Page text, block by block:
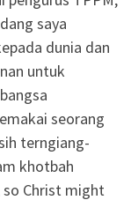
saya
dunia dan
untuk
seorang
terngiang-
khotbah
Christ might